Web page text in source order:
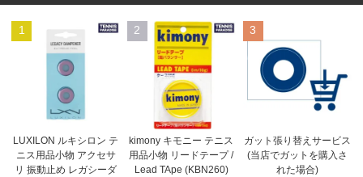
1
LUXILON ルキシロン テ
ニス用品小物 アクセサ
リ 振動止め レガシーダ
2
kimony キモニー テニス
用品小物 リードテープ /
Lead TApe (KBN260)
3
ガット張り替えサービス
(当店でガットを購入さ
れた場合)